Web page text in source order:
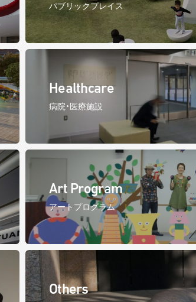
パブリックプレイス
Healthcare
病院・医療施設
Art Program
アートプログラム
Others